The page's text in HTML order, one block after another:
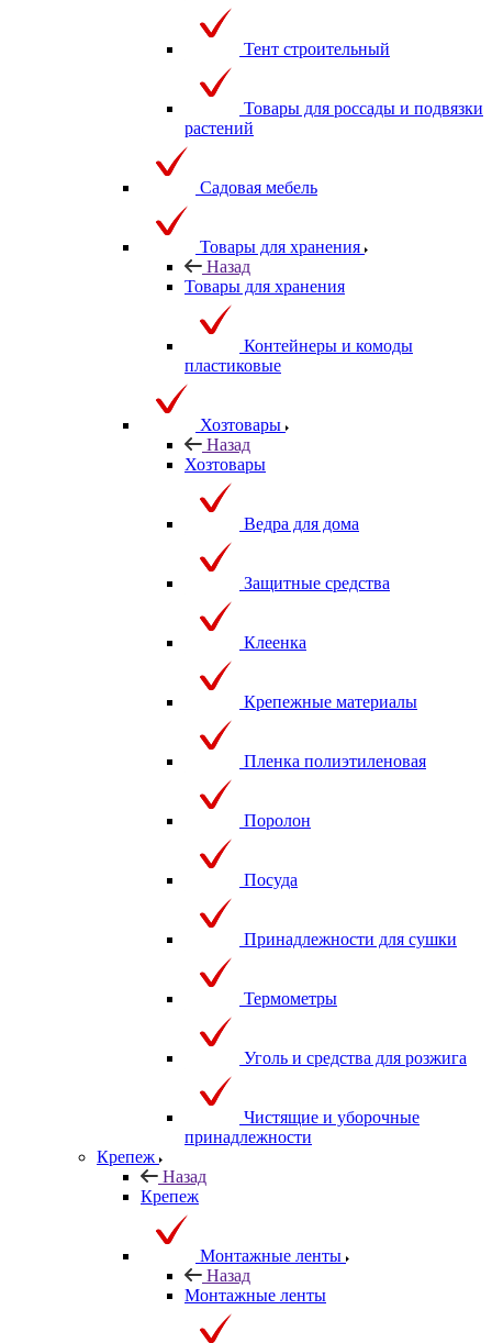
Тент строительный
Товары для россады и подвязки
растений
Садовая мебель
Товары для хранения
Назад
Товары для хранения
Контейнеры и комоды
пластиковые
Хозтовары
Назад
Хозтовары
Ведра для дома
Защитные средства
Клеенка
Крепежные материалы
Пленка полиэтиленовая
Поролон
Посуда
Принадлежности для сушки
Термометры
Уголь и средства для розжига
Чистящие и уборочные
принадлежности
Крепеж
Назад
Крепеж
Монтажные ленты
Назад
Монтажные ленты